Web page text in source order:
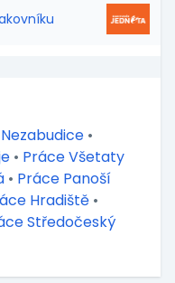
•
• Práce Všetaty
• Práce Panoší
Hradiště •
Středočeský